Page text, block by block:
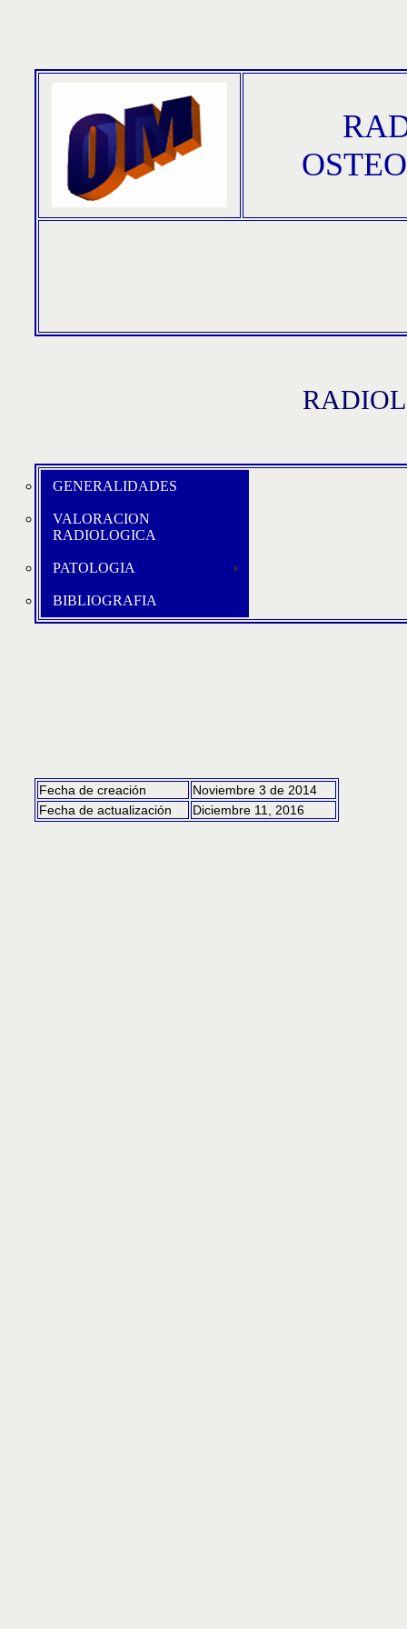
GENERALIDADES
VALORACION
RADIOLOGICA
PATOLOGIA
BIBLIOGRAFIA
Fecha de creación
Noviembre 3 de 2014
Fecha de actualización
Diciembre 11, 2016